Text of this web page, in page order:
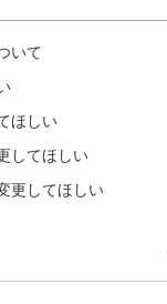
いて
ほしい
してほしい
更してほしい